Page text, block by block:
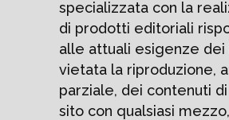
specializzata con la
di prodotti editoriali
alle attuali esigenze dei
vietata la riproduzione,
parziale, dei contenuti
sito con qualsiasi mezzo,